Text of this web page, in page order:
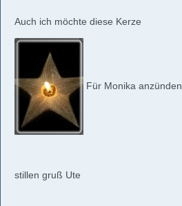
Auch ich möchte diese Kerze
Für Monika anzünden
stillen gruß Ute